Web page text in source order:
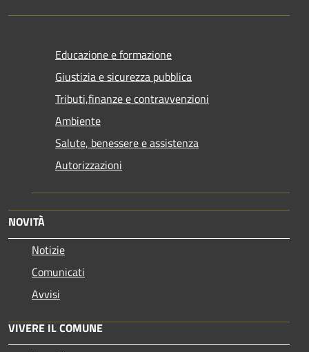
Educazione e formazione
Giustizia e sicurezza pubblica
Tributi,finanze e contravvenzioni
Ambiente
Salute, benessere e assistenza
Autorizzazioni
NOVITÀ
Notizie
Comunicati
Avvisi
VIVERE IL COMUNE